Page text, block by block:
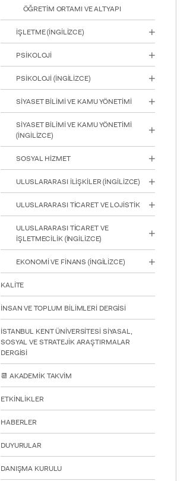
ÖĞRETİM ORTAMI VE ALTYAPI
‏‏‏‏‏İŞLETME (İNGİLİZCE)
PSİKOLOJİ
PSİKOLOJİ (İNGİLİZCE)
SİYASET BİLİMİ VE KAMU YÖNETİMİ
SİYASET BİLİMİ VE KAMU YÖNETİMİ
(İNGİLİZCE)
SOSYAL HİZMET
ULUSLARARASI İLİŞKİLER (İNGİLİZCE)
ULUSLARARASI TİCARET VE LOJİSTİK
ULUSLARARASI TİCARET VE
İŞLETMECİLİK (İNGİLİZCE)
EKONOMİ VE FİNANS (İNGİLİZCE)
KALİTE
İNSAN VE TOPLUM BİLİMLERİ DERGİSİ
İSTANBUL KENT ÜNİVERSİTESİ SİYASAL,
SOSYAL VE STRATEJİK ARAŞTIRMALAR
DERGİSİ
📆 AKADEMİK TAKVİM
ETKİNLİKLER
HABERLER
DUYURULAR
DANIŞMA KURULU